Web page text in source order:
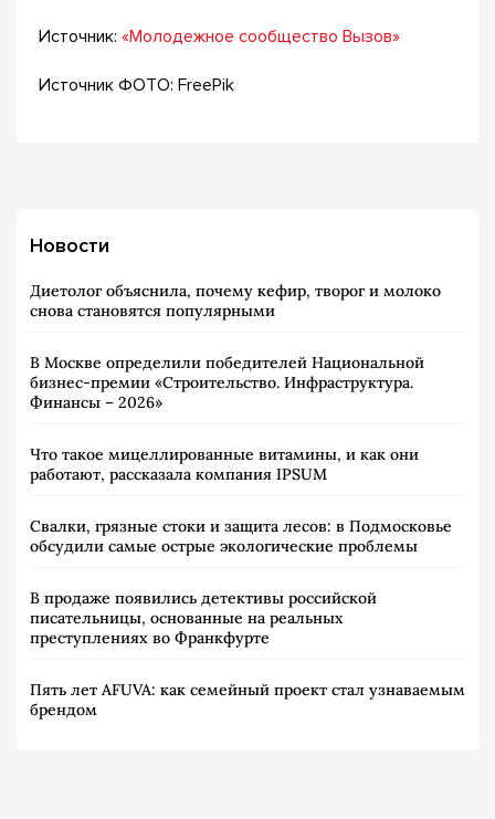
Источник: «Молодежное сообщество Вызов»
Источник ФОТО: FreePik
Новости
Диетолог объяснила, почему кефир, творог и молоко
снова становятся популярными
В Москве определили победителей Национальной
бизнес-премии «Строительство. Инфраструктура.
Финансы – 2026»
Что такое мицеллированные витамины, и как они
работают, рассказала компания IPSUM
Свалки, грязные стоки и защита лесов: в Подмосковье
обсудили самые острые экологические проблемы
В продаже появились детективы российской
писательницы, основанные на реальных
преступлениях во Франкфурте
Пять лет AFUVA: как семейный проект стал узнаваемым
брендом